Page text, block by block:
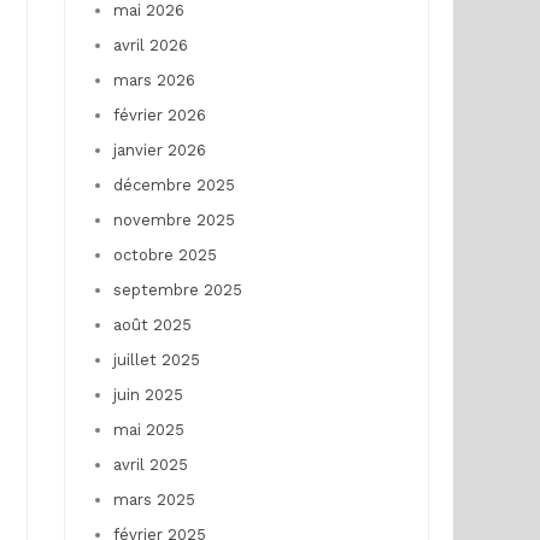
mai 2026
avril 2026
mars 2026
février 2026
janvier 2026
décembre 2025
novembre 2025
octobre 2025
septembre 2025
août 2025
juillet 2025
juin 2025
mai 2025
avril 2025
mars 2025
février 2025